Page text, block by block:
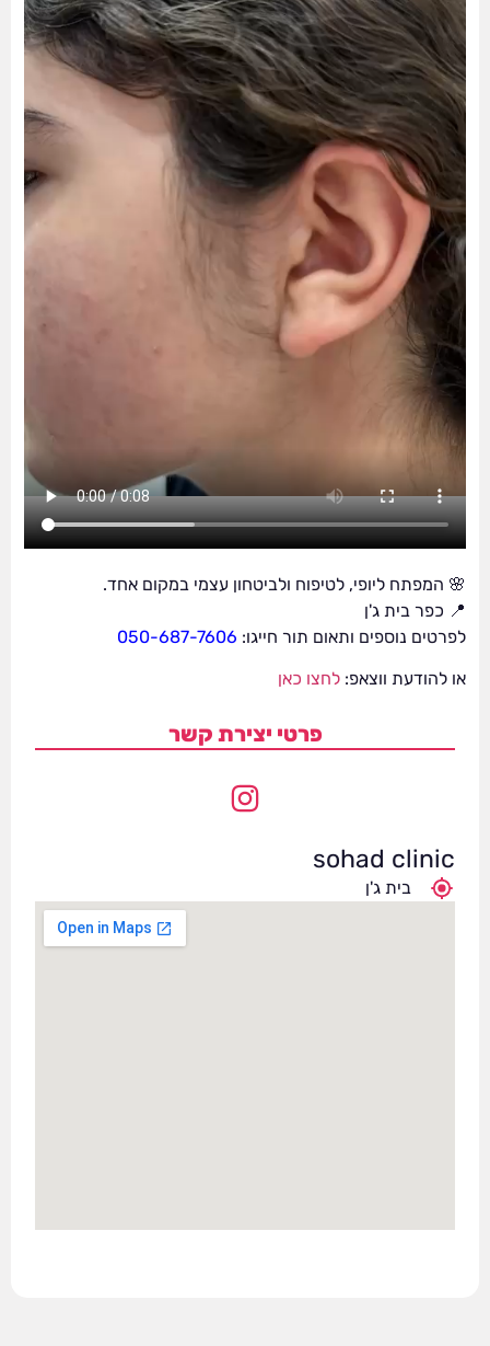
🌸 המפתח ליופי, לטיפוח ולביטחון עצמי במקום אחד.
📍 כפר בית ג'ן
לפרטים נוספים ותאום תור חייגו: 050-687-7606
או להודעת ווצאפ: לחצו כאן
פרטי יצירת קשר
sohad clinic
בית ג'ן